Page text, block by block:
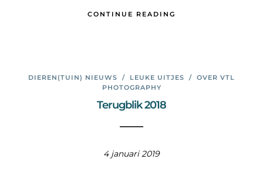
CONTINUE READING
DIEREN(TUIN) NIEUWS / LEUKE UITJES / OVER VTL
PHOTOGRAPHY
Terugblik 2018
4 januari 2019